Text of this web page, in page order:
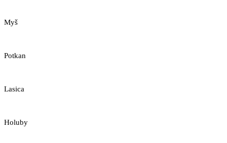
Myš
Potkan
Lasica
Holuby